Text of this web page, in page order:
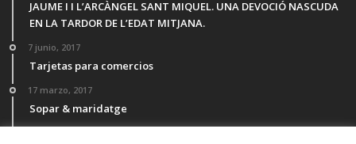
JAUME I I L’ARCÀNGEL SANT MIQUEL. UNA DEVOCIÓ NASCUDA
EN LA TARDOR DE L’EDAT MITJANA.
7 junio, 2017
Tarjetas para comercios
17 marzo, 2017
Sopar & maridatge